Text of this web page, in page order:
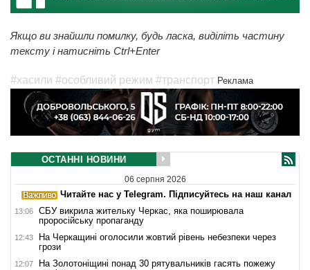
Якщо ви знайшли помилку, будь ласка, виділіть частину
тексту і натисніть Ctrl+Enter
#хасили #особливий режим #транспорт Реклама
ОСТАННІ НОВИНИ
06 серпня 2026
Читайте нас у Telegram. Підписуйтесь на наш канал
13:06
СБУ викрила жительку Черкас, яка поширювала
проросійську пропаганду
12:43
На Черкащині оголосили жовтий рівень небезпеки через
грози
12:07
На Золотоніщині понад 30 рятувальників гасять пожежу